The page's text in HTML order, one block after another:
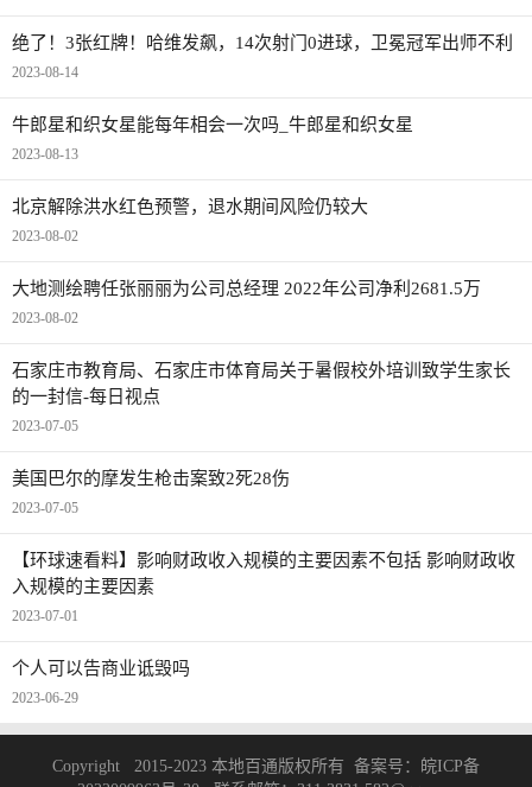
绝了！3张红牌！哈维发飙，14次射门0进球，卫冕冠军出师不利
2023-08-14
牛郎星和织女星能每年相会一次吗_牛郎星和织女星
2023-08-13
北京解除洪水红色预警，退水期间风险仍较大
2023-08-02
大地测绘聘任张丽丽为公司总经理 2022年公司净利2681.5万
2023-08-02
石家庄市教育局、石家庄市体育局关于暑假校外培训致学生家长
的一封信-每日视点
2023-07-05
美国巴尔的摩发生枪击案致2死28伤
2023-07-05
【环球速看料】影响财政收入规模的主要因素不包括 影响财政收
入规模的主要因素
2023-07-01
个人可以告商业诋毁吗
2023-06-29
Copyright 2015-2023 本地百通版权所有 备案号：
皖ICP备